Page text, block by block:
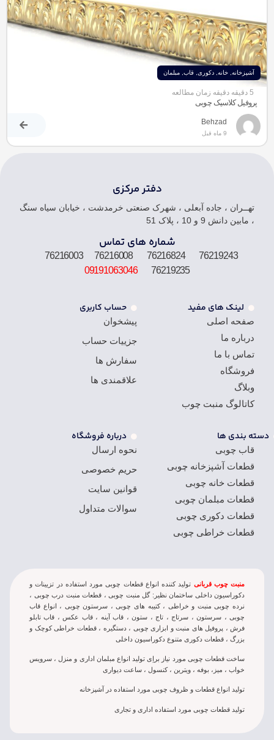
آشپزخانه خانه دکوری قاب مبلمان
5 دقیقه دقیقه زمان مطالعه
پروفیل کلاسیک چوبی
Behzad
9 ماه قبل
دفتر مرکزی
تهــران ، جاده آبعلی ، شهرک صنعتی خرمدشت ، خیابان سیاه سنگ
، مابین دانش 9 و 10 ، پلاک 51
شماره های تماس
76219235
09191063046
لینک های مفید
صفحه اصلی
درباره ما
تماس با ما
فروشگاه
وبلاگ
کاتالوگ منبت چوب
حساب کاربری
پیشخوان
جزییات حساب
سفارش ها
علاقمندی ها
دسته بندی ها
قاب چوبی
قطعات آشپزخانه چوبی
قطعات خانه چوبی
قطعات مبلمان چوبی
قطعات دکوری چوبی
قطعات خراطی چوبی
درباره فروشگاه
نحوه ارسال
حریم خصوصی
قوانین سایت
سوالات متداول
منبت چوب قربانی تولید کننده انواع قطعات چوبی مورد استفاده در تزيينات و
دکوراسيون داخلی ساختمان نظير: گل منبت چوبی ، قطعات منبت درب چوبی ،
نرده چوبی منبت و خراطی ، کتيبه های چوبی ، سرستون چوبی ، انواع قاب
چوبی ، سرستون ، سرتاج ، تاج ، ستون ، قاب آینه ، قاب عکس ، قاب تابلو
فرش ، پروفیل های منبت و ابزاری چوبی ، دستگیره ، قطعات خراطی کوچک و
بزرگ ، قطعات دکوری متنوع دکوراسیون داخلی
ساخت قطعات چوبی مورد نياز براِی توليد انواع مبلمان اداری و منزل ، سرويس
خواب ، ميز، بوفه ، ويترين ، کنسول ، ساعت دیواری
تولید انواع قطعات و ظروف چوبی مورد استفاده در آشپزخانه
تولید قطعات چوبی مورد استفاده اداری و تجاری